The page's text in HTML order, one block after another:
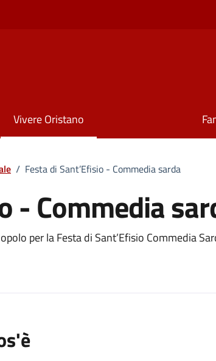
Vivere Oristano
/ Festa di Sant’Efisio - Commedia sarda
- Commedia
per la Festa di Sant’Efisio Commedia